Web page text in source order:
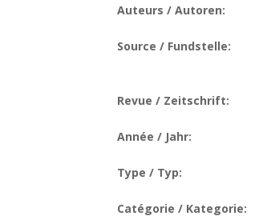
Auteurs / Autoren:
Source / Fundstelle:
Revue / Zeitschrift:
Année / Jahr:
Type / Typ:
Catégorie / Kategorie: